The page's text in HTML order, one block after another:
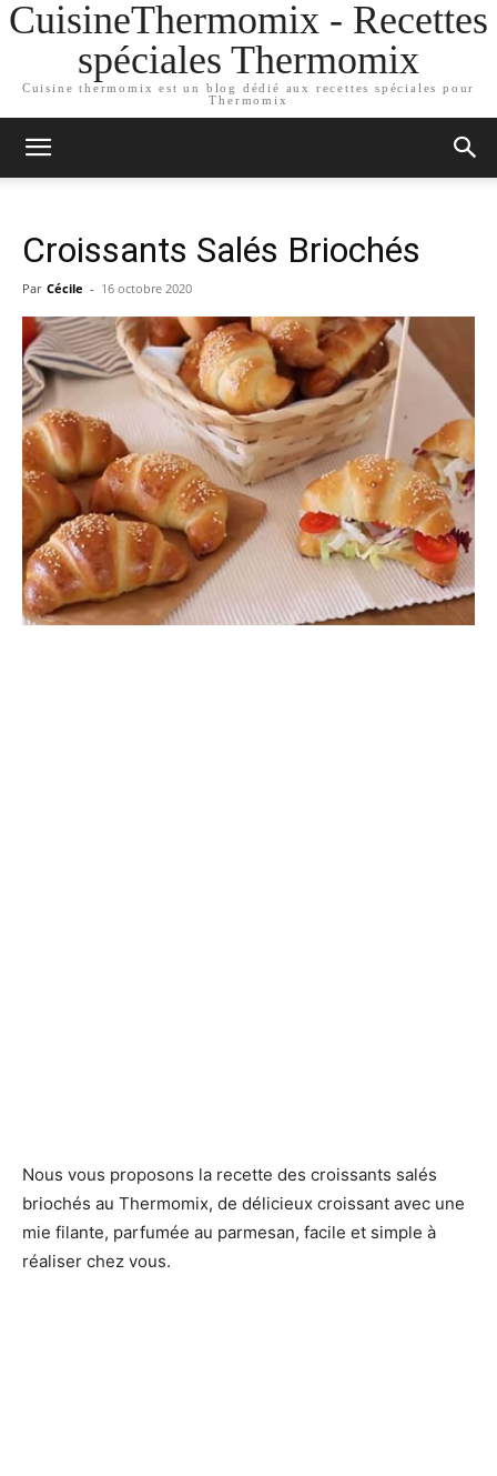
CuisineThermomix - Recettes
spéciales Thermomix
Cuisine thermomix est un blog dédié aux recettes spéciales pour
Thermomix
Croissants Salés Briochés
Par Cécile - 16 octobre 2020
Nous vous proposons la recette des croissants salés
briochés au Thermomix, de délicieux croissant avec une
mie filante, parfumée au parmesan, facile et simple à
réaliser chez vous.